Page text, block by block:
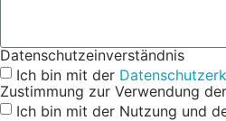
Datenschutzeinverständnis
Ich bin mit der
Zustimmung zur Verwendung
Ich bin mit der Nutzung und